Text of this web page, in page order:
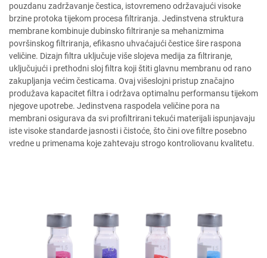
pouzdanu zadržavanje čestica, istovremeno održavajući visoke
brzine protoka tijekom procesa filtriranja. Jedinstvena struktura
membrane kombinuje dubinsko filtriranje sa mehanizmima
površinskog filtriranja, efikasno uhvaćajući čestice šire raspona
veličine. Dizajn filtra uključuje više slojeva medija za filtriranje,
uključujući i prethodni sloj filtra koji štiti glavnu membranu od rano
zakupljanja većim česticama. Ovaj višeslojni pristup značajno
produžava kapacitet filtra i održava optimalnu performansu tijekom
njegove upotrebe. Jedinstvena raspodela veličine pora na
membrani osigurava da svi profiltrirani tekući materijali ispunjavaju
iste visoke standarde jasnosti i čistoće, što čini ove filtre posebno
vredne u primenama koje zahtevaju strogo kontroliovanu kvalitetu.